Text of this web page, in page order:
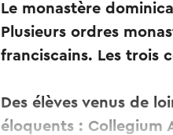
Le monastère
Plusieurs ordres
franciscains. Les trois
Des élèves venus de
éloquents : Collegium